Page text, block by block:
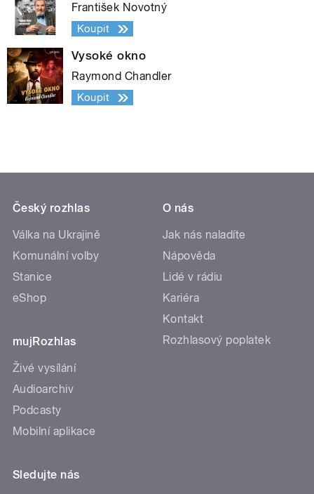
František Novotný
Koupit
Vysoké okno
Raymond Chandler
Koupit
Český rozhlas
Válka na Ukrajině
Komunální volby
Stanice
eShop
mujRozhlas
Živé vysílání
Audioarchiv
Podcasty
Mobilní aplikace
O nás
Jak nás naladíte
Nápověda
Lidé v rádiu
Kariéra
Kontakt
Rozhlasový poplatek
Sledujte nás